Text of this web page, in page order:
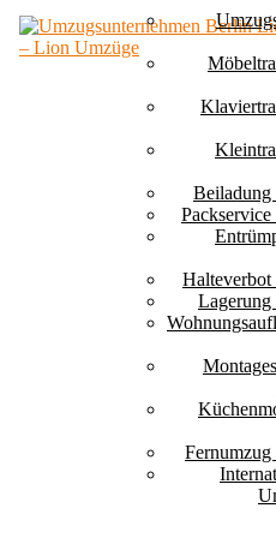
Beiladung